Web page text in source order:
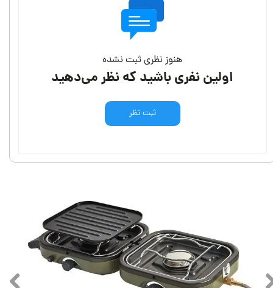
هنوز نظری ثبت نشده
اولین نفری باشید که نظر می‌دهید
ثبت نظر